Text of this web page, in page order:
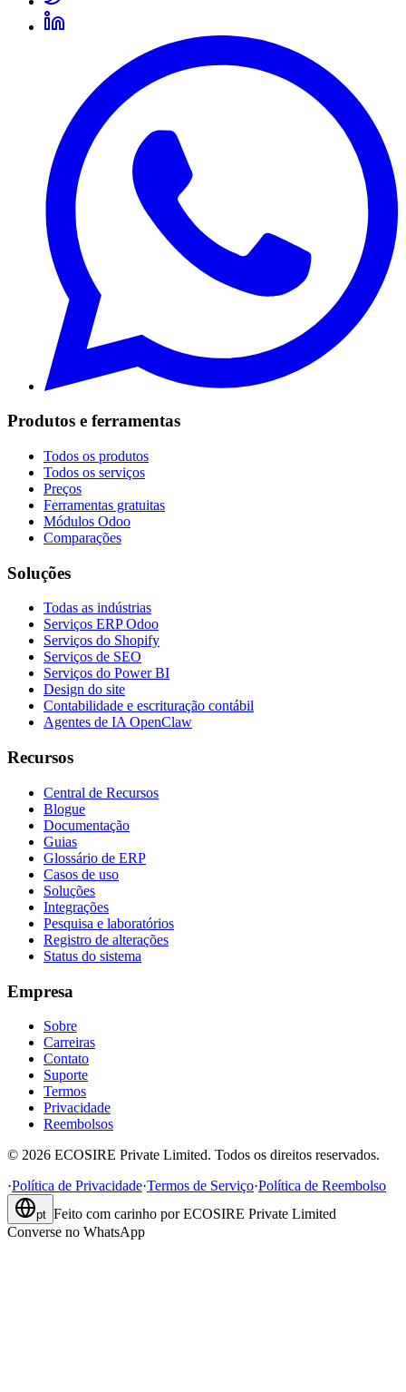
Produtos e ferramentas
Todos os produtos
Todos os serviços
Preços
Ferramentas gratuitas
Módulos Odoo
Comparações
Soluções
Todas as indústrias
Serviços ERP Odoo
Serviços do Shopify
Serviços de SEO
Serviços do Power BI
Design do site
Contabilidade e escrituração contábil
Agentes de IA OpenClaw
Recursos
Central de Recursos
Blogue
Documentação
Guias
Glossário de ERP
Casos de uso
Soluções
Integrações
Pesquisa e laboratórios
Registro de alterações
Status do sistema
Empresa
Sobre
Carreiras
Contato
Suporte
Termos
Privacidade
Reembolsos
© 2026 ECOSIRE Private Limited. Todos os direitos reservados.
·Política de Privacidade·Termos de Serviço·Política de Reembolso
pt Feito com carinho por ECOSIRE Private Limited
Converse no WhatsApp